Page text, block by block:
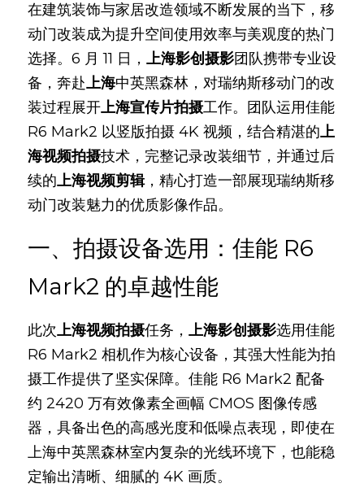
在建筑装饰与家居改造领域不断发展的当下，移
动门改装成为提升空间使用效率与美观度的热门
选择。6 月 11 日， 上海影创摄影团队携带专业设
备，奔赴上海中英黑森林，对瑞纳斯移动门的改
装过程展开上海宣传片拍摄工作。团队运用佳能
R6 Mark2 以竖版拍摄 4K 视频，结合精湛的上
海视频拍摄技术，完整记录改装细节，并通过后
续的上海视频剪辑，精心打造一部展现瑞纳斯移
动门改装魅力的优质影像作品。
一、拍摄设备选用：佳能 R6
Mark2 的卓越性能
此次上海视频拍摄任务， 上海影创摄影选用佳能
R6 Mark2 相机作为核心设备，其强大性能为拍
摄工作提供了坚实保障。佳能 R6 Mark2 配备
约 2420 万有效像素全画幅 CMOS 图像传感
器，具备出色的高感光度和低噪点表现，即使在
上海中英黑森林室内复杂的光线环境下，也能稳
定输出清晰、细腻的 4K 画质。